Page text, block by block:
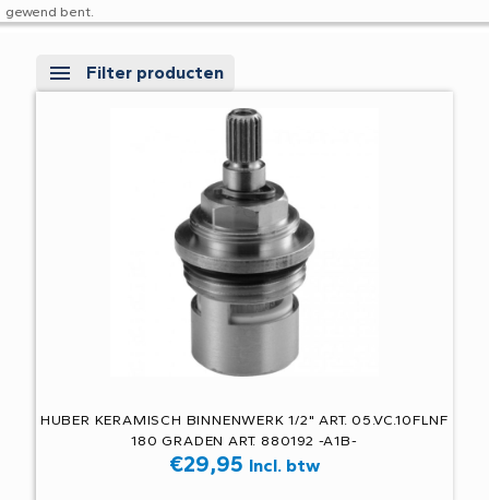
gewend bent.
Filter producten
HUBER KERAMISCH BINNENWERK 1/2" ART. 05.VC.10FLNF
180 GRADEN ART. 880192 -A1B-
€29,95 Incl. btw